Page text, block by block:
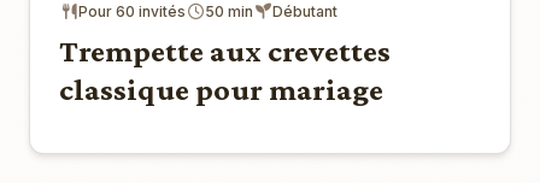
Pour 60 invités 50 min Débutant
Trempette aux crevettes
classique pour mariage